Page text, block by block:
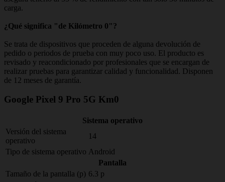
carga.
¿Qué significa "de Kilómetro 0"?
Se trata de dispositivos que proceden de alguna devolución de
pedido o periodos de prueba con muy poco uso. El producto es
revisado y reacondicionado por profesionales que se encargan de
realizar pruebas para garantizar calidad y funcionalidad. Disponen
de 12 meses de garantía.
Google Pixel 9 Pro 5G Km0
Sistema operativo
Versión del sistema
operativo
14
Tipo de sistema operativo Android
Pantalla
Tamaño de la pantalla (p) 6.3 p